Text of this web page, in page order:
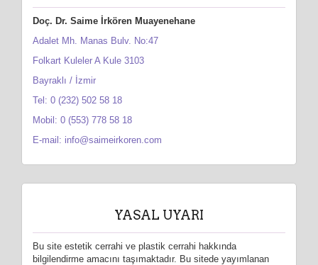
Doç. Dr. Saime İrkören Muayenehane
Adalet Mh. Manas Bulv. No:47
Folkart Kuleler A Kule 3103
Bayraklı / İzmir
Tel: 0 (232) 502 58 18
Mobil: 0 (553) 778 58 18
E-mail: info@saimeirkoren.com
YASAL UYARI
Bu site estetik cerrahi ve plastik cerrahi hakkında
bilgilendirme amacını taşımaktadır. Bu sitede yayımlanan